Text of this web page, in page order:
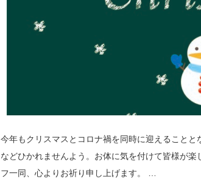
今年もクリスマスとコロナ禍を同時に迎えること
などひかれませんよう。お体に気を付けて皆様が
フ一同、心よりお祈り申し上げます。 …